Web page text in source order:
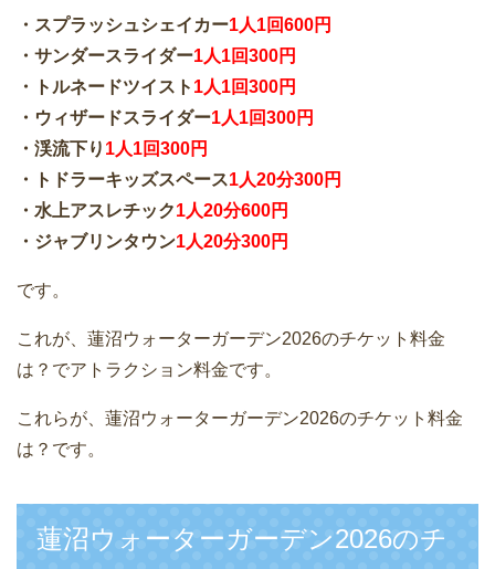
・スプラッシュシェイカー1人1回600円
・サンダースライダー1人1回300円
・トルネードツイスト 1人1回300円
・ウィザードスライダー1人1回300円
・渓流下り 1人1回300円
・トドラーキッズスペース1人20分300円
・水上アスレチック1人20分600円
・ジャブリンタウン1人20分300円
です。
これが、蓮沼ウォーターガーデン2026のチケット料金
は？でアトラクション料金です。
これらが、蓮沼ウォーターガーデン2026のチケット料金
は？です。
蓮沼ウォーターガーデン2026のチ